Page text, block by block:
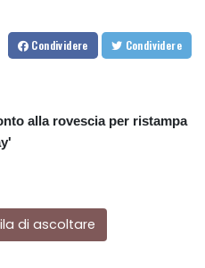
Condividere Condividere
alla rovescia per ristampa
di ascoltare